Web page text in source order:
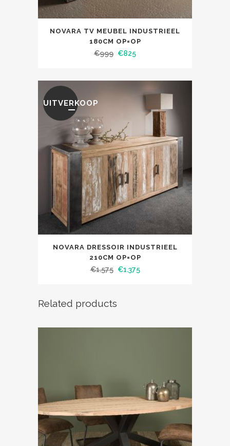
NOVARA TV MEUBEL INDUSTRIEEL
180CM OP=OP
€999 €825
UITVERKOOP
NOVARA DRESSOIR INDUSTRIEEL
210CM OP=OP
€1.575 €1.375
Related products